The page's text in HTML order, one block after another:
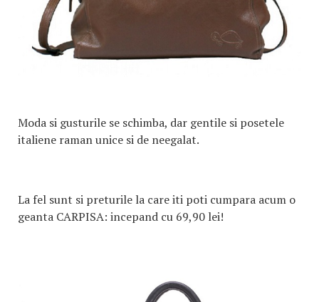
Moda si gusturile se schimba, dar gentile si posetele
italiene raman unice si de neegalat.
La fel sunt si preturile la care iti poti cumpara acum o
geanta CARPISA: incepand cu 69,90 lei!